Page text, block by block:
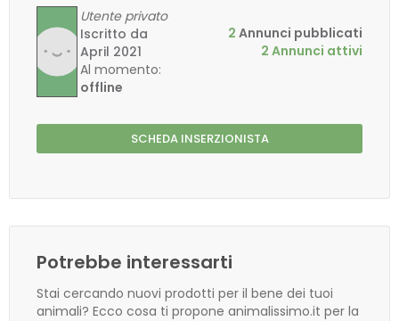
Utente privato
Iscritto da
April 2021
Al momento:
offline
2 Annunci pubblicati
2 Annunci attivi
SCHEDA INSERZIONISTA
Potrebbe interessarti
Stai cercando nuovi prodotti per il bene dei tuoi
animali? Ecco cosa ti propone animalissimo.it per la